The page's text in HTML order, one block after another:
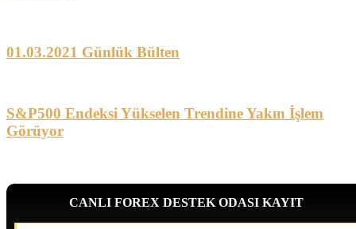
01.03.2021 Günlük Bülten
S&P500 Endeksi Yükselen Trendine Yakın İşlem
Görüyor
CANLI FOREX DESTEK ODASI KAYIT